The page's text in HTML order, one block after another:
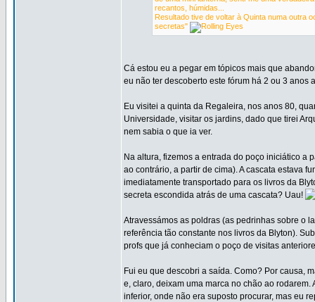
recantos, húmidas...
Resultado tive de voltar à Quinta numa outra
secretas"
Cá estou eu a pegar em tópicos mais que
eu não ter descoberto este fórum há 2 ou 3 anos
Eu visitei a quinta da Regaleira, nos anos 80,
Universidade, visitar os jardins, dado que tirei
nem sabia o que ia ver.
Na altura, fizemos a entrada do poço iniciático a
ao contrário, a partir de cima). A cascata estava
imediatamente transportado para os livros da
secreta escondida atrás de uma cascata? Uau!
Atravessámos as poldras (as pedrinhas sobre o
referência tão constante nos livros da Blyton).
profs que já conheciam o poço de visitas
Fui eu que descobri a saída. Como? Por causa,
e, claro, deixam uma marca no chão ao
inferior, onde não era suposto procurar, mas eu